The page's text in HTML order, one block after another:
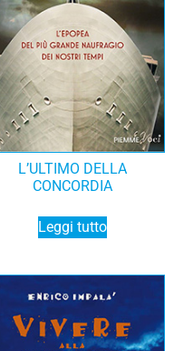
L’ULTIMO DELLA
CONCORDIA
Leggi tutto